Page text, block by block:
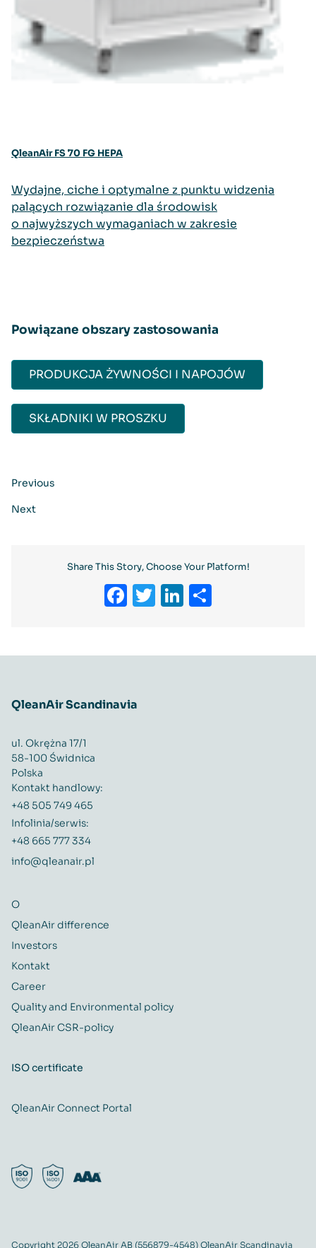
QleanAir FS 70 FG HEPA
Wydajne, ciche i optymalne z punktu widzenia
palących rozwiązanie dla środowisk
o najwyższych wymaganiach w zakresie
bezpieczeństwa
Powiązane obszary zastosowania
PRODUKCJA ŻYWNOŚCI I NAPOJÓW
SKŁADNIKI W PROSZKU​
Previous
Next
Share This Story, Choose Your Platform!
Facebook
Twitter
LinkedIn
QleanAir Scandinavia
ul. Okrężna 17/1
58-100 Świdnica
Polska
Kontakt handlowy:
+48 505 749 465
Infolinia/serwis:
+48 665 777 334
info@qleanair.pl
O
QleanAir difference
Investors
Kontakt
Career
Quality and Environmental policy
QleanAir CSR-policy
ISO certificate
QleanAir Connect Portal
Copyright 2026 QleanAir AB (556879-4548) QleanAir Scandinavia